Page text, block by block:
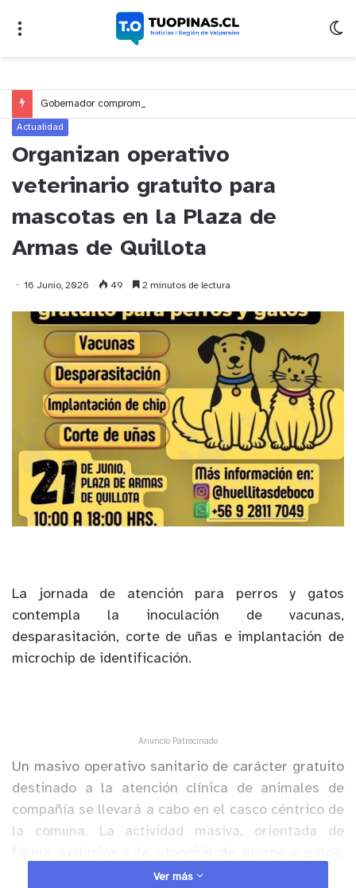
Actualidad
Organizan operativo
veterinario gratuito para
mascotas en la Plaza de
Armas de Quillota
16 Junio, 2026 49 2 minutos de lectura
La jornada de atención para perros y gatos
contempla la inoculación de vacunas,
desparasitación, corte de uñas e implantación de
microchip de identificación.
Anuncio Patrocinado
Un masivo operativo sanitario de carácter gratuito
destinado a la atención clínica de animales de
compañía se llevará a cabo en el casco céntrico de
la comuna. La actividad masiva, orientada de
busca promover de manera activa los lineamientos
Ver más